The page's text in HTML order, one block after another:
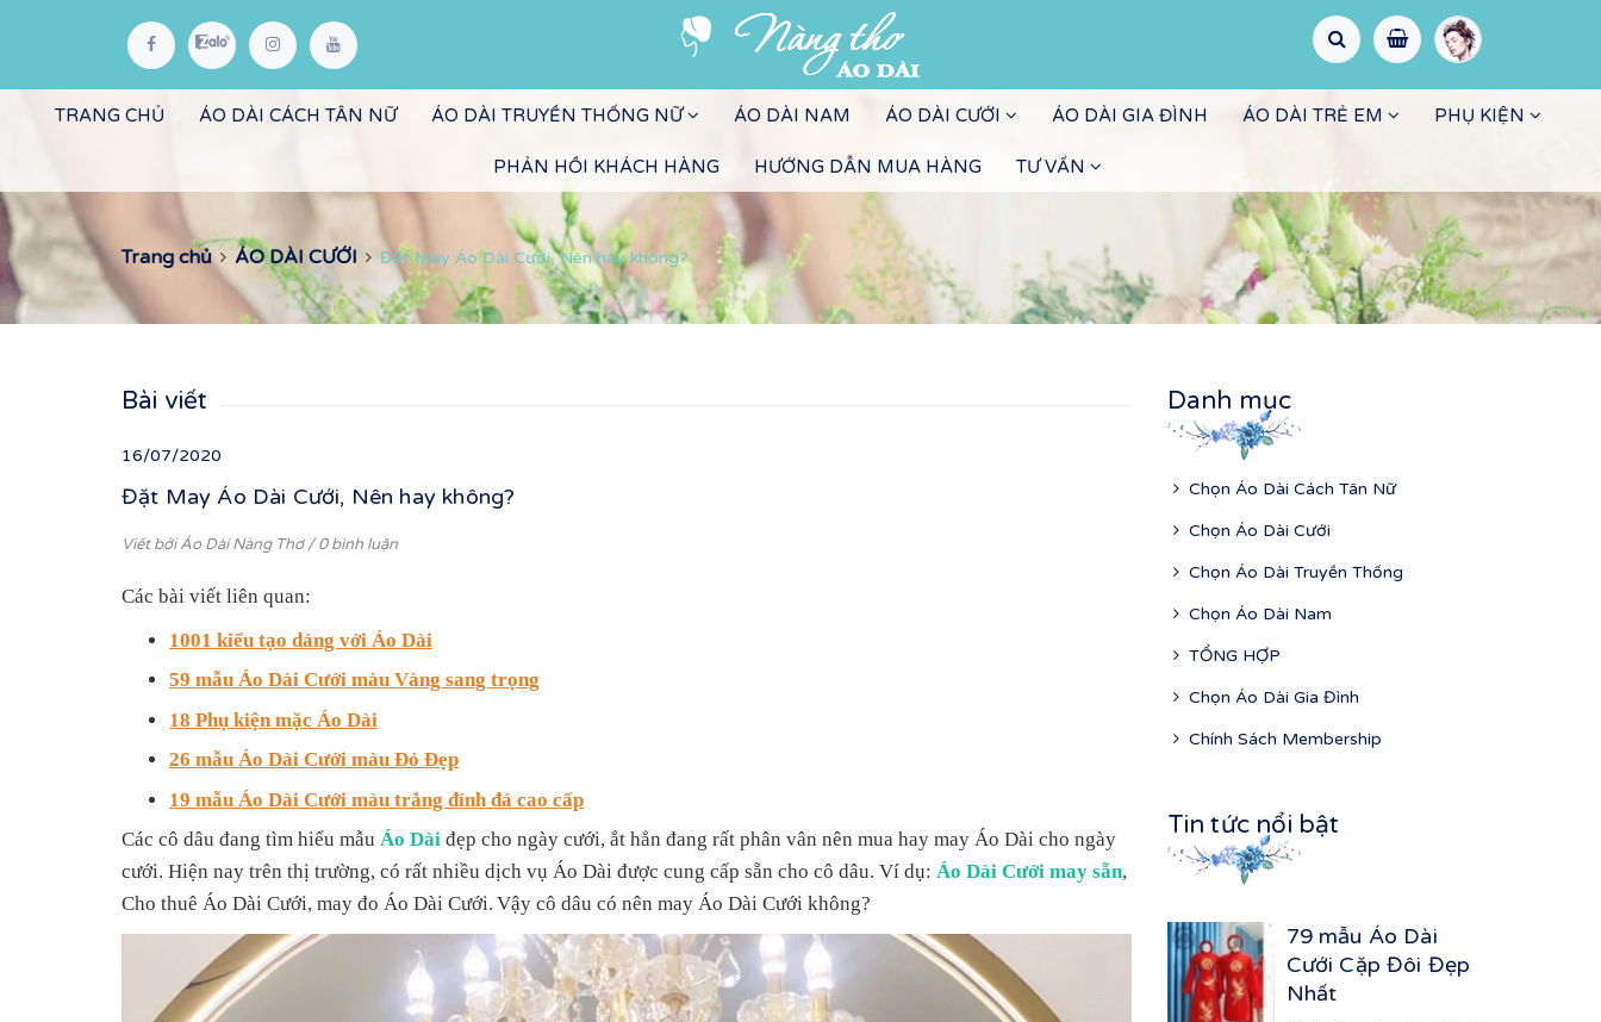
TRANG CHỦ ÁO DÀI CÁCH TÂN NỮ ÁO DÀI TRUYỀN THỐNG NỮ ÁO DÀI NAM ÁO DÀI CƯỚI ÁO DÀI GIA ĐÌNH ÁO DÀI TRẺ EM PHỤ KIỆN
PHẢN HỒI KHÁCH HÀNG HƯỚNG DẪN MUA HÀNG TƯ VẤN
Trang chủ ÁO DÀI CƯỚI Đặt May Áo Dài Cưới, Nên hay không?
Bài viết
16/07/2020
Đặt May Áo Dài Cưới, Nên hay không?
Viết bởiÁo Dài Nàng Thơ/ 0 bình luận
Các bài viết liên quan:
1001 kiểu tạo dáng với Áo Dài
59 mẫu Áo Dài Cưới màu Vàng sang trọng
18 Phụ kiện mặc Áo Dài
26 mẫu Áo Dài Cưới màu Đỏ Đẹp
19 mẫu Áo Dài Cưới màu trắng đính đá cao cấp
Các cô dâu đang tìm hiểu mẫu Áo Dài đẹp cho ngày cưới, ắt hẳn đang rất phân vân nên mua hay may Áo Dài cho ngày
cưới. Hiện nay trên thị trường, có rất nhiều dịch vụ Áo Dài được cung cấp sẵn cho cô dâu. Ví dụ: Áo Dài Cưới may sẵn,
Cho thuê Áo Dài Cưới, may đo Áo Dài Cưới. Vậy cô dâu có nên may Áo Dài Cưới không?
Danh mục
Chọn Áo Dài Cách Tân Nữ
Chọn Áo Dài Cưới
Chọn Áo Dài Truyền Thống
Chọn Áo Dài Nam
TỔNG HỢP
Chọn Áo Dài Gia Đình
Chính Sách Membership
Tin tức nổi bật
79 mẫu Áo Dài
Cưới Cặp Đôi Đẹp
Nhất